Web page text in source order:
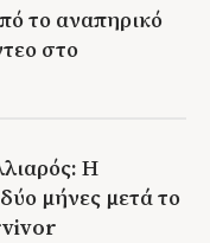
το αναπηρικό
στο
Η
μήνες μετά το